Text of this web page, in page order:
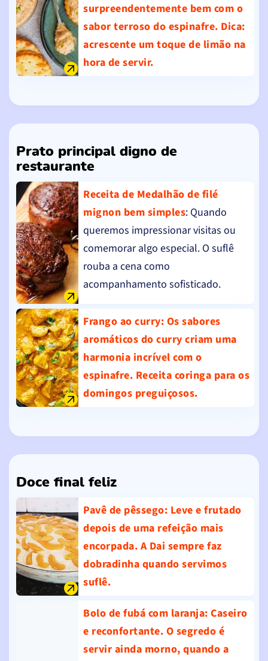
surpreendentemente bem com o
sabor terroso do espinafre. Dica:
acrescente um toque de limão na
hora de servir.
Prato principal digno de
restaurante
Receita de Medalhão de filé
mignon bem simples: Quando
queremos impressionar visitas ou
comemorar algo especial. O suflê
rouba a cena como
acompanhamento sofisticado.
Frango ao curry: Os sabores
aromáticos do curry criam uma
harmonia incrível com o
espinafre. Receita coringa para os
domingos preguiçosos.
Doce final feliz
Pavê de pêssego: Leve e frutado
depois de uma refeição mais
encorpada. A Dai sempre faz
dobradinha quando servimos
suflê.
Bolo de fubá com laranja: Caseiro
e reconfortante. O segredo é
servir ainda morno, quando a